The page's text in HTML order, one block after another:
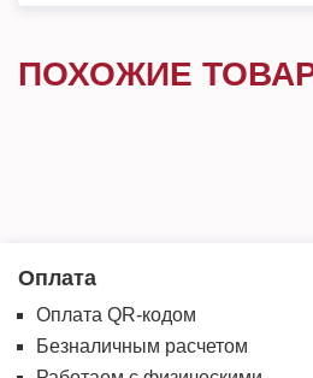
ПОХОЖИЕ
Оплата
Оплата QR-кодом
Безналичным расчетом